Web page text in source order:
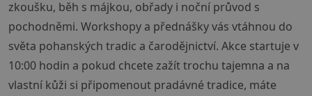
zkoušku, běh s májkou, obřady i noční průvod s
pochodněmi. Workshopy a přednášky vás vtáhnou do
světa pohanských tradic a čarodějnictví. Akce startuje v
10:00 hodin a pokud chcete zažít trochu tajemna a na
vlastní kůži si připomenout pradávné tradice, máte